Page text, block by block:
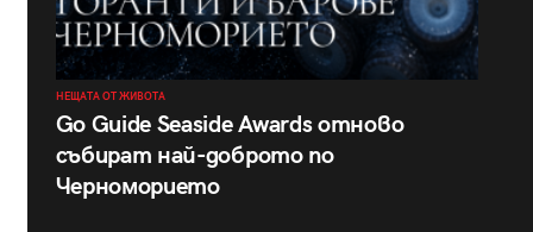
НЕЩАТА ОТ ЖИВОТА
Go Guide Seaside Awards отново
събират най-доброто по
Черноморието